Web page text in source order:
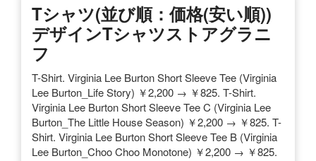
Tシャツ(並び順：価格(安い順))
デザインTシャツストアグラニ
フ
T-Shirt. Virginia Lee Burton Short Sleeve Tee (Virginia
Lee Burton_Life Story) ￥2,200 → ￥825. T-Shirt.
Virginia Lee Burton Short Sleeve Tee C (Virginia Lee
Burton_The Little House Season) ￥2,200 → ￥825. T-
Shirt. Virginia Lee Burton Short Sleeve Tee B (Virginia
Lee Burton_Choo Choo Monotone) ￥2,200 → ￥825.